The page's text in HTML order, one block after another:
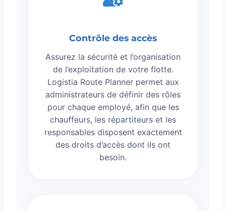
Contrôle des accès
Assurez la sécurité et l’organisation
de l’exploitation de votre flotte.
Logistia Route Planner permet aux
administrateurs de définir des rôles
pour chaque employé, afin que les
chauffeurs, les répartiteurs et les
responsables disposent exactement
des droits d’accès dont ils ont
besoin.